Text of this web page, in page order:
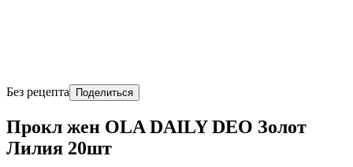
Без рецепта Поделиться
Прокл жен OLA DAILY DEO Золот
Лилия 20шт